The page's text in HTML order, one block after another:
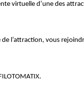
virtuelle d’une des
l’attraction, vous